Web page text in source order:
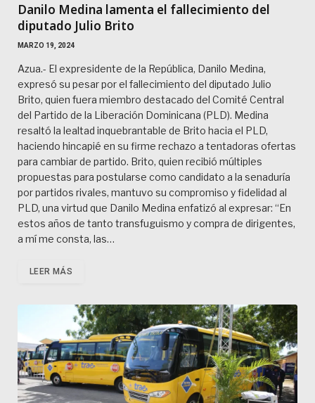
Danilo Medina lamenta el fallecimiento del
diputado Julio Brito
MARZO 19, 2024
Azua.- El expresidente de la República, Danilo Medina,
expresó su pesar por el fallecimiento del diputado Julio
Brito, quien fuera miembro destacado del Comité Central
del Partido de la Liberación Dominicana (PLD). Medina
resaltó la lealtad inquebrantable de Brito hacia el PLD,
haciendo hincapié en su firme rechazo a tentadoras ofertas
para cambiar de partido. Brito, quien recibió múltiples
propuestas para postularse como candidato a la senaduría
por partidos rivales, mantuvo su compromiso y fidelidad al
PLD, una virtud que Danilo Medina enfatizó al expresar: “En
estos años de tanto transfuguismo y compra de dirigentes,
a mí me consta, las…
LEER MÁS